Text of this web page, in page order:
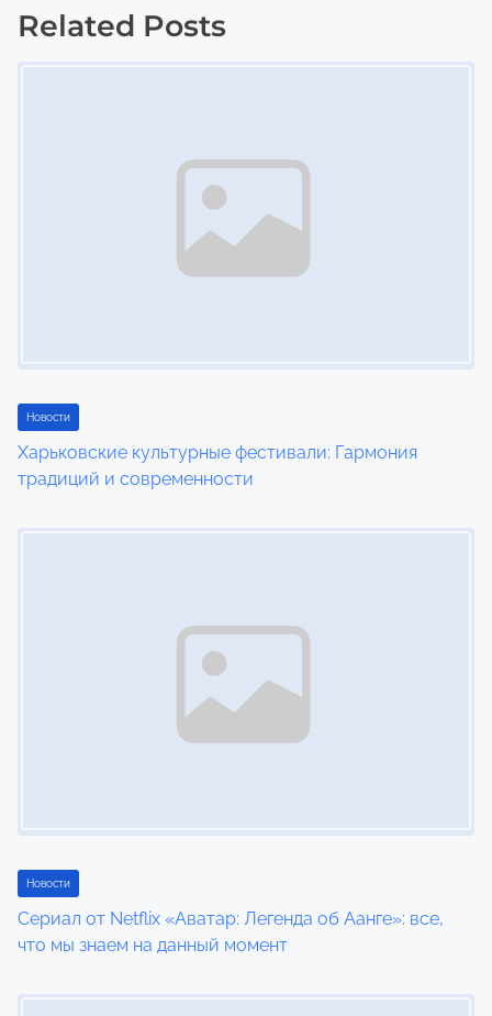
s
i
o
n
Related Posts
Новости
Харьковские культурные фестивали: Гармония
традиций и современности
Новости
Сериал от Netflix «Аватар: Легенда об Аанге»: все,
что мы знаем на данный момент